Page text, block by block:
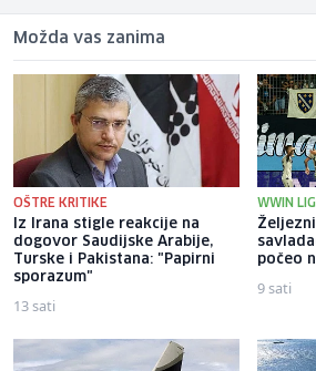
Možda vas zanima
OŠTRE KRITIKE
Iz Irana stigle reakcije na
dogovor Saudijske Arabije,
Turske i Pakistana: "Papirni
sporazum"
13 sati
WWIN
počeo
9 sati